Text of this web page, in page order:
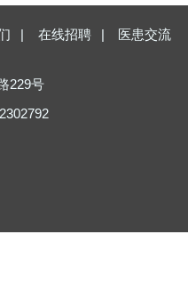
在线招聘
医患交流
229号